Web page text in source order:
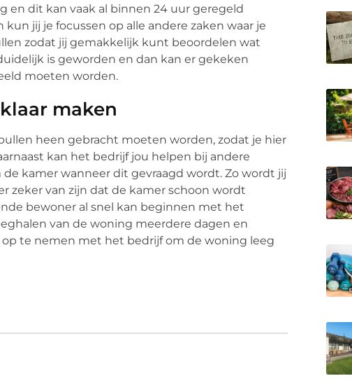
en dit kan vaak al binnen 24 uur geregeld
jij je focussen op alle andere zaken waar je
zodat jij gemakkelijk kunt beoordelen wat
is geworden en dan kan er gekeken
moeten worden.
maken
heen gebracht moeten worden, zodat je hier
kan het bedrijf jou helpen bij andere
kamer wanneer dit gevraagd wordt. Zo wordt jij
zeker van zijn dat de kamer schoon wordt
bewoner al snel kan beginnen met het
van de woning meerdere dagen en
te nemen met het bedrijf om de woning leeg